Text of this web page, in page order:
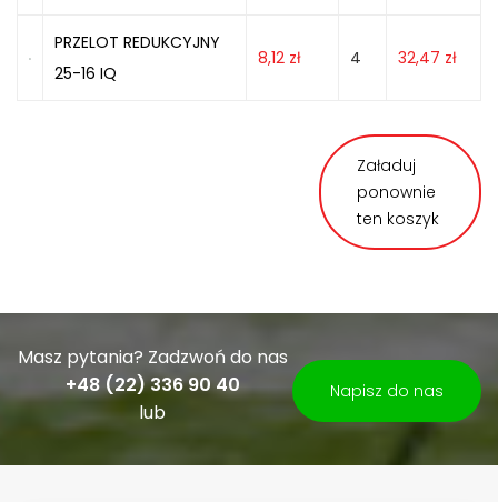
PRZELOT REDUKCYJNY
25-16 IQ
8,12 zł 4 32,47 zł
Załaduj
ponownie
ten koszyk
Masz pytania? Zadzwoń do nas
+48 (22) 336 90 40
lub
Napisz do nas